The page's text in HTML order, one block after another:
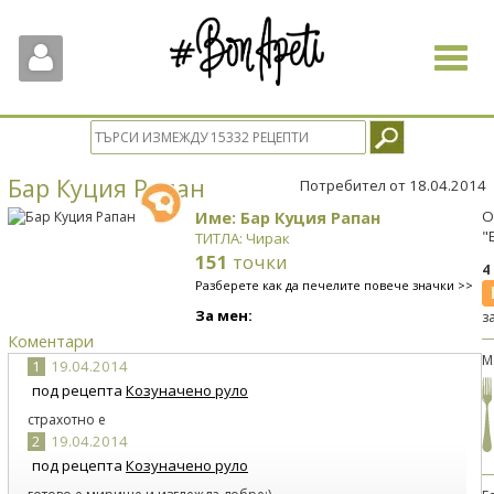
Toggle
Бар Куция Рапан Потребител от 18.04.2014
Име: Бар Куция Рапан
ТИТЛА: Чирак
151 точки
Разберете как да печелите повече значки >>
За мен:
Коментари
1
19.04.2014
под рецепта Козуначено руло
страхотно е
2
19.04.2014
под рецепта Козуначено руло